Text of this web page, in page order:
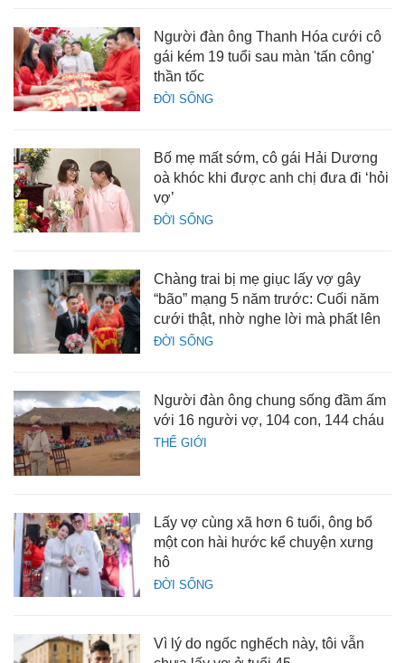
ĐỜI SỐNG
Người đàn ông Thanh Hóa cưới cô
gái kém 19 tuổi sau màn 'tấn công'
thần tốc
ĐỜI SỐNG
Bố mẹ mất sớm, cô gái Hải Dương
oà khóc khi được anh chị đưa đi ‘hỏi
vợ’
ĐỜI SỐNG
Chàng trai bị mẹ giục lấy vợ gây
“bão” mạng 5 năm trước: Cuối năm
cưới thật, nhờ nghe lời mà phất lên
THẾ GIỚI
Người đàn ông chung sống đầm ấm
với 16 người vợ, 104 con, 144 cháu
ĐỜI SỐNG
Lấy vợ cùng xã hơn 6 tuổi, ông bố
một con hài hước kể chuyện xưng
hô
Vì lý do ngốc nghếch này, tôi vẫn